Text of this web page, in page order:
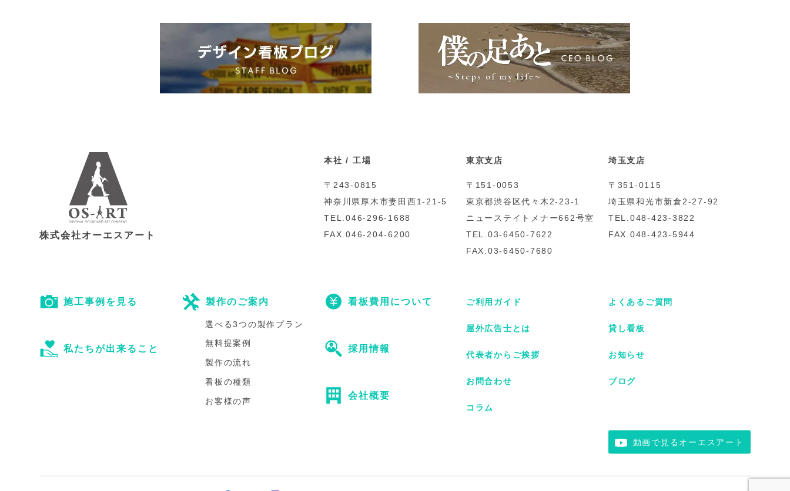
株式会社オーエスアート
本社 / 工場
〒243-0815
神奈川県厚木市妻田西1-21-5
TEL.046-296-1688
FAX.046-204-6200
東京支店
〒151-0053
東京都渋谷区代々木2-23-1
ニューステイトメナー662号室
TEL.03-6450-7622
FAX.03-6450-7680
埼玉支店
〒351-0115
埼玉県和光市新倉2-27-92
TEL.048-423-3822
FAX.048-423-5944
施工事例を見る
私たちが出来ること
製作のご案内
選べる3つの製作プラン
無料提案例
製作の流れ
看板の種類
お客様の声
看板費用について
採用情報
会社概要
ご利用ガイド
屋外広告士とは
代表者からご挨拶
お問合わせ
よくあるご質問
貸し看板
お知らせ
ブログ
コラム
動画で見るオーエスアート